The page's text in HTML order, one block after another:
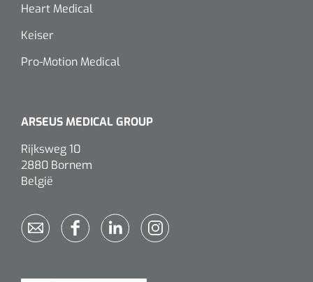
Heart Medical
Keiser
Pro-Motion Medical
ARSEUS MEDICAL GROUP
Rijksweg 10
2880 Bornem
België